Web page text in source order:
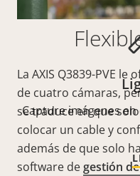
La AXIS Q3839-PVE
de cuatro cámaras,
se traduce en que
colocar un cable y
además de que solo
software degestión
Capture imágenes